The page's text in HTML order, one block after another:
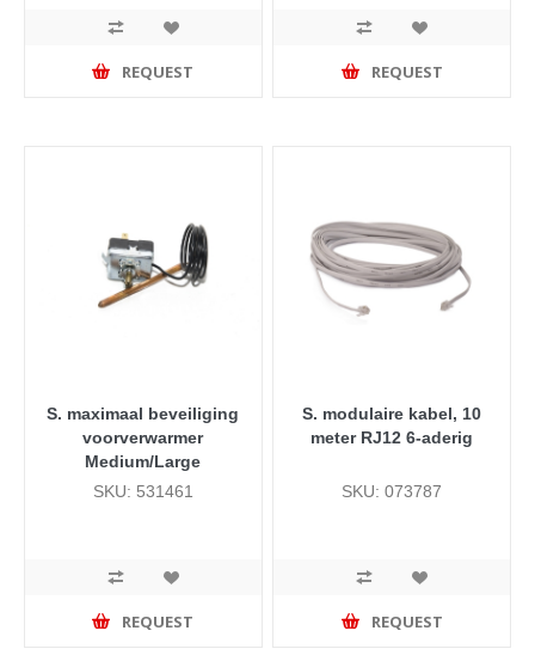
REQUEST REQUEST
S. maximaal beveiliging
voorverwarmer
Medium/Large
SKU: 531461
REQUEST
S. modulaire kabel, 10
meter RJ12 6-aderig
SKU: 073787
REQUEST